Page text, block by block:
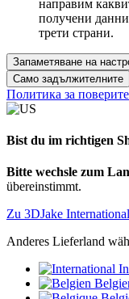
направим
получени
трети страни.
Запаметяване на
Само задължителните
Политика за
Bist du im richtigen
Bitte wechsle zum
übereinstimmt.
Zu 3DJake International
Anderes Lieferland